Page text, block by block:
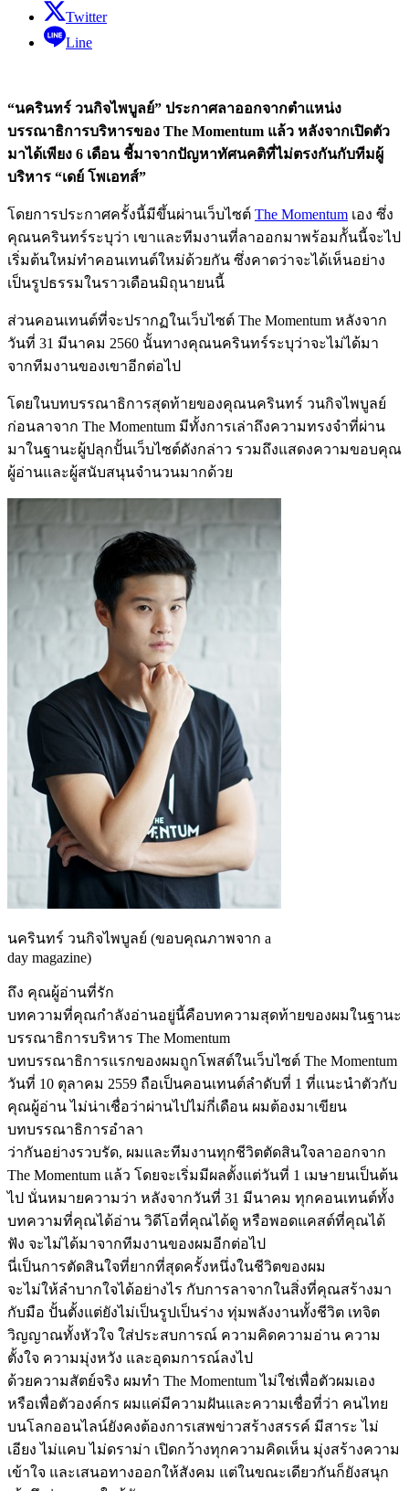
Twitter
Line
“นครินทร์ วนกิจไพบูลย์” ประกาศลาออกจากตำแหน่ง
บรรณาธิการบริหารของ The Momentum แล้ว หลังจากเปิดตัว
มาได้เพียง 6 เดือน ชี้มาจากปัญหาทัศนคติที่ไม่ตรงกันกับทีมผู้
บริหาร “เดย์ โพเอทส์”
โดยการประกาศครั้งนี้มีขึ้นผ่านเว็บไซต์ The Momentum เอง ซึ่ง
คุณนครินทร์ระบุว่า เขาและทีมงานที่ลาออกมาพร้อมกัันนี้จะไป
เริ่มต้นใหม่ทำคอนเทนต์ใหม่ด้วยกัน ซึ่งคาดว่าจะได้เห็นอย่าง
เป็นรูปธรรมในราวเดือนมิถุนายนนี้
ส่วนคอนเทนต์ที่จะปรากฏในเว็บไซต์ The Momentum หลังจาก
วันที่ 31 มีนาคม 2560 นั้นทางคุณนครินทร์ระบุว่าจะไม่ได้มา
จากทีมงานของเขาอีกต่อไป
โดยในบทบรรณาธิการสุดท้ายของคุณนครินทร์ วนกิจไพบูลย์
ก่อนลาจาก The Momentum มีทั้งการเล่าถึงความทรงจำที่ผ่าน
มาในฐานะผู้ปลุกปั้นเว็บไซต์ดังกล่าว รวมถึงแสดงความขอบคุณ
ผู้อ่านและผู้สนับสนุนจำนวนมากด้วย
นครินทร์ วนกิจไพบูลย์ (ขอบคุณภาพจาก a
day magazine)
ถึง คุณผู้อ่านที่รัก
บทความที่คุณกำลังอ่านอยู่นี้คือบทความสุดท้ายของผมในฐานะ
บรรณาธิการบริหาร The Momentum
บทบรรณาธิการแรกของผมถูกโพสต์ในเว็บไซต์ The Momentum
วันที่ 10 ตุลาคม 2559 ถือเป็นคอนเทนต์ลำดับที่ 1 ที่แนะนำตัวกับ
คุณผู้อ่าน ไม่น่าเชื่อว่าผ่านไปไม่กี่เดือน ผมต้องมาเขียน
บทบรรณาธิการอำลา
ว่ากันอย่างรวบรัด, ผมและทีมงานทุกชีวิตตัดสินใจลาออกจาก
The Momentum แล้ว โดยจะเริ่มมีผลตั้งแต่วันที่ 1 เมษายนเป็นต้น
ไป นั่นหมายความว่า หลังจากวันที่ 31 มีนาคม ทุกคอนเทนต์ทั้ง
บทความที่คุณได้อ่าน วิดีโอที่คุณได้ดู หรือพอดแคสต์ที่คุณได้
ฟัง จะไม่ได้มาจากทีมงานของผมอีกต่อไป
นี่เป็นการตัดสินใจที่ยากที่สุดครั้งหนึ่งในชีวิตของผม
จะไม่ให้ลำบากใจได้อย่างไร กับการลาจากในสิ่งที่คุณสร้างมา
กับมือ ปั้นตั้งแต่ยังไม่เป็นรูปเป็นร่าง ทุ่มพลังงานทั้งชีวิต เทจิต
วิญญาณทั้งหัวใจ ใส่ประสบการณ์ ความคิดความอ่าน ความ
ตั้งใจ ความมุ่งหวัง และอุดมการณ์ลงไป
ด้วยความสัตย์จริง ผมทำ The Momentum ไม่ใช่เพื่อตัวผมเอง
หรือเพื่อตัวองค์กร ผมแค่มีความฝันและความเชื่อที่ว่า คนไทย
บนโลกออนไลน์ยังคงต้องการเสพข่าวสร้างสรรค์ มีสาระ ไม่
เอียง ไม่แคบ ไม่ดราม่า เปิดกว้างทุกความคิดเห็น มุ่งสร้างความ
เข้าใจ และเสนอทางออกให้สังคม แต่ในขณะเดียวกันก็ยังสนุก